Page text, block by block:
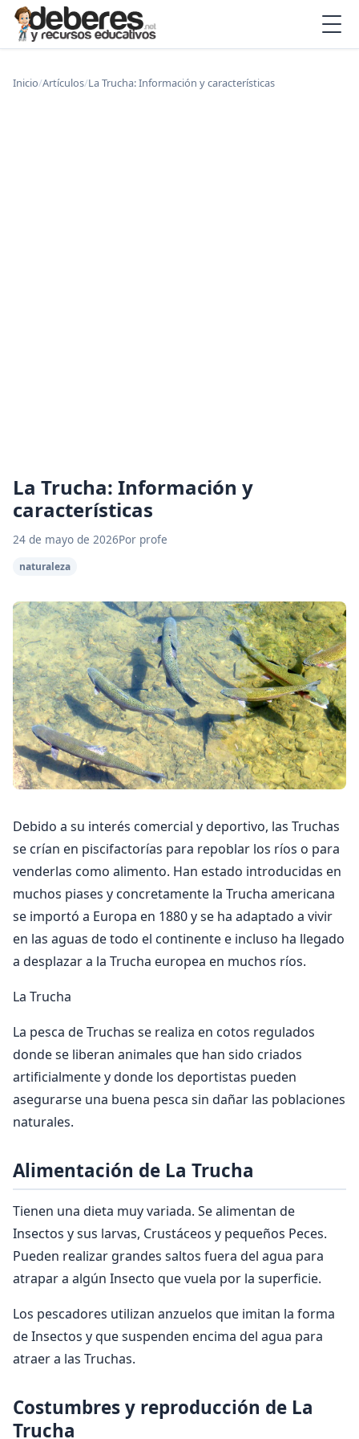
Inicio/Artículos/La Trucha: Información y características
La Trucha: Información y
características
24 de mayo de 2026Por profe
naturaleza
Debido a su interés comercial y deportivo, las Truchas
se crían en piscifactorías para repoblar los ríos o para
venderlas como alimento. Han estado introducidas en
muchos piases y concretamente la Trucha americana
se importó a Europa en 1880 y se ha adaptado a vivir
en las aguas de todo el continente e incluso ha llegado
a desplazar a la Trucha europea en muchos ríos.
La Trucha
La pesca de Truchas se realiza en cotos regulados
donde se liberan animales que han sido criados
artificialmente y donde los deportistas pueden
asegurarse una buena pesca sin dañar las poblaciones
naturales.
Alimentación de La Trucha
Tienen una dieta muy variada. Se alimentan de
Insectos y sus larvas, Crustáceos y pequeños Peces.
Pueden realizar grandes saltos fuera del agua para
atrapar a algún Insecto que vuela por la superficie.
Los pescadores utilizan anzuelos que imitan la forma
de Insectos y que suspenden encima del agua para
atraer a las Truchas.
Costumbres y reproducción de La
Trucha